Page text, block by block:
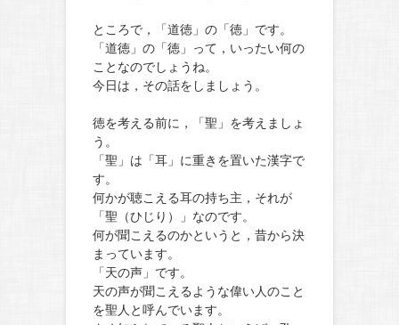
ところで，「道徳」の「徳」です。
「道徳」の「徳」って，いったい何の
ことなのでしょうね。
今日は，その話をしましょう。
徳を考える前に，「聖」を考えましょ
う。
「聖」は「耳」に重きを置いた漢字で
す。
何かが聴こえる耳の持ち主，それが
「聖（ひじり）」なのです。
何が聞こえるのかというと，昔から決
まっています。
「天の声」です。
天の声が聞こえるような偉い人のこと
を聖人と呼んでいます。